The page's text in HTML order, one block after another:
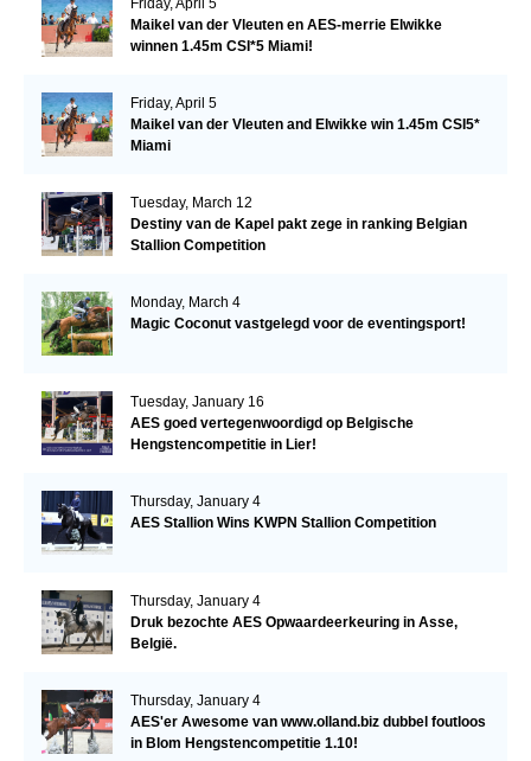
Friday, April 5
Maikel van der Vleuten en AES-merrie Elwikke
winnen 1.45m CSI*5 Miami!
Friday, April 5
Maikel van der Vleuten and Elwikke win 1.45m CSI5*
Miami
Tuesday, March 12
Destiny van de Kapel pakt zege in ranking Belgian
Stallion Competition
Monday, March 4
Magic Coconut vastgelegd voor de eventingsport!
Tuesday, January 16
AES goed vertegenwoordigd op Belgische
Hengstencompetitie in Lier!
Thursday, January 4
AES Stallion Wins KWPN Stallion Competition
Thursday, January 4
Druk bezochte AES Opwaardeerkeuring in Asse,
België.
Thursday, January 4
AES'er Awesome van www.olland.biz dubbel foutloos
in Blom Hengstencompetitie 1.10!